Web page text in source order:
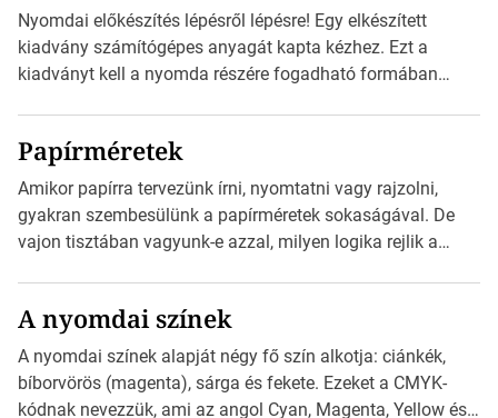
és dekódolni képes az URL-információt és átirányítja a
telefon böngészőjét a cég weblapjára. A QR-kód
beolvasása után a felhasználó szöveges üzenetet kaphat,
Nyomdai előkészítés lépésről lépésre! Egy elkészített
kiadvány számítógépes anyagát kapta kézhez. Ezt a
kiadványt kell a nyomda részére fogadható formában
Illustratorban készült vektorgrafika. Minden esetben
konzultáljunk a nyomdával, mielőtt elkezdjük a nyomdai
előkészítést!Nehogy az elkészült munka után derüljön ki,
hogy valamit másképp kellett volna csinálni! […]
Papírméretek
Amikor papírra tervezünk írni, nyomtatni vagy rajzolni,
gyakran szembesülünk a papírméretek sokaságával. De
vajon tisztában vagyunk-e azzal, milyen logika rejlik a
a cikkben a papírméretek izgalmas világába kalauzolunk el
téged, hogy jobban megértsd, milyen szempontok alapján
érdemes választanod a jövőben. Bevezetés a
papírméretek világába A papírméretek […]
A nyomdai színek
A nyomdai színek alapját négy fő szín alkotja: ciánkék,
bíborvörös (magenta), sárga és fekete. Ezeket a CMYK-
kódnak nevezzük, ami az angol Cyan, Magenta, Yellow és